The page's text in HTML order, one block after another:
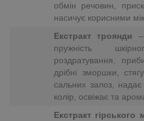
обмін речовин,
насичує корисними
Екстракт троянди
пружність
роздратування,
дрібні зморшки,
сальних залоз, надає
колір, освіжає та
Екстракт гірського